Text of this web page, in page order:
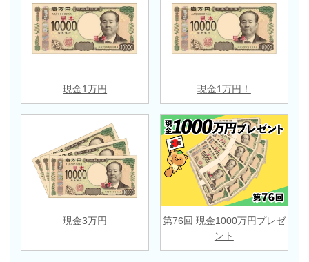
現金1万円 現金1万円！
現金3万円
第76回 現金1000万円プレゼ
ント